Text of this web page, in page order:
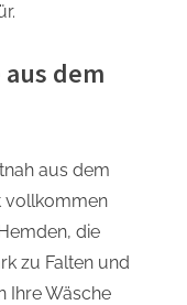
dem
aus dem
vollkommen
die
zu Falten und
Ihre Wäsche